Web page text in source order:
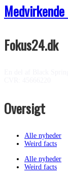
Fokus24.dk
Oversigt
Alle nyheder
Weird facts
Alle nyheder
Weird facts